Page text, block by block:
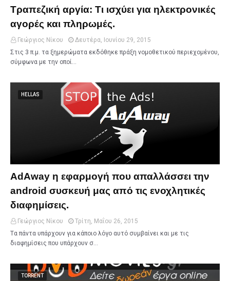
Τραπεζική αργία: Τι ισχύει για ηλεκτρονικές
αγορές και πληρωμές.
Γεώργιος Νίκου
Δευτέρα, Ιουνίου 29, 2015
Στις 3 π.μ. τα ξημερώματα εκδόθηκε πράξη νομοθετικού περιεχομένου,
σύμφωνα με την οποί…
HELLAS
AdΑway η εφαρμογή που απαλλάσσει την
android συσκευή μας από τις ενοχλητικές
διαφημίσεις.
Γεώργιος Νίκου
Τρίτη, Μαΐου 26, 2015
Tα πάντα υπάρχουν για κάποιο λόγο αυτό συμβαίνει και με τις
διαφημίσεις που υπάρχουν σ…
TORRENT